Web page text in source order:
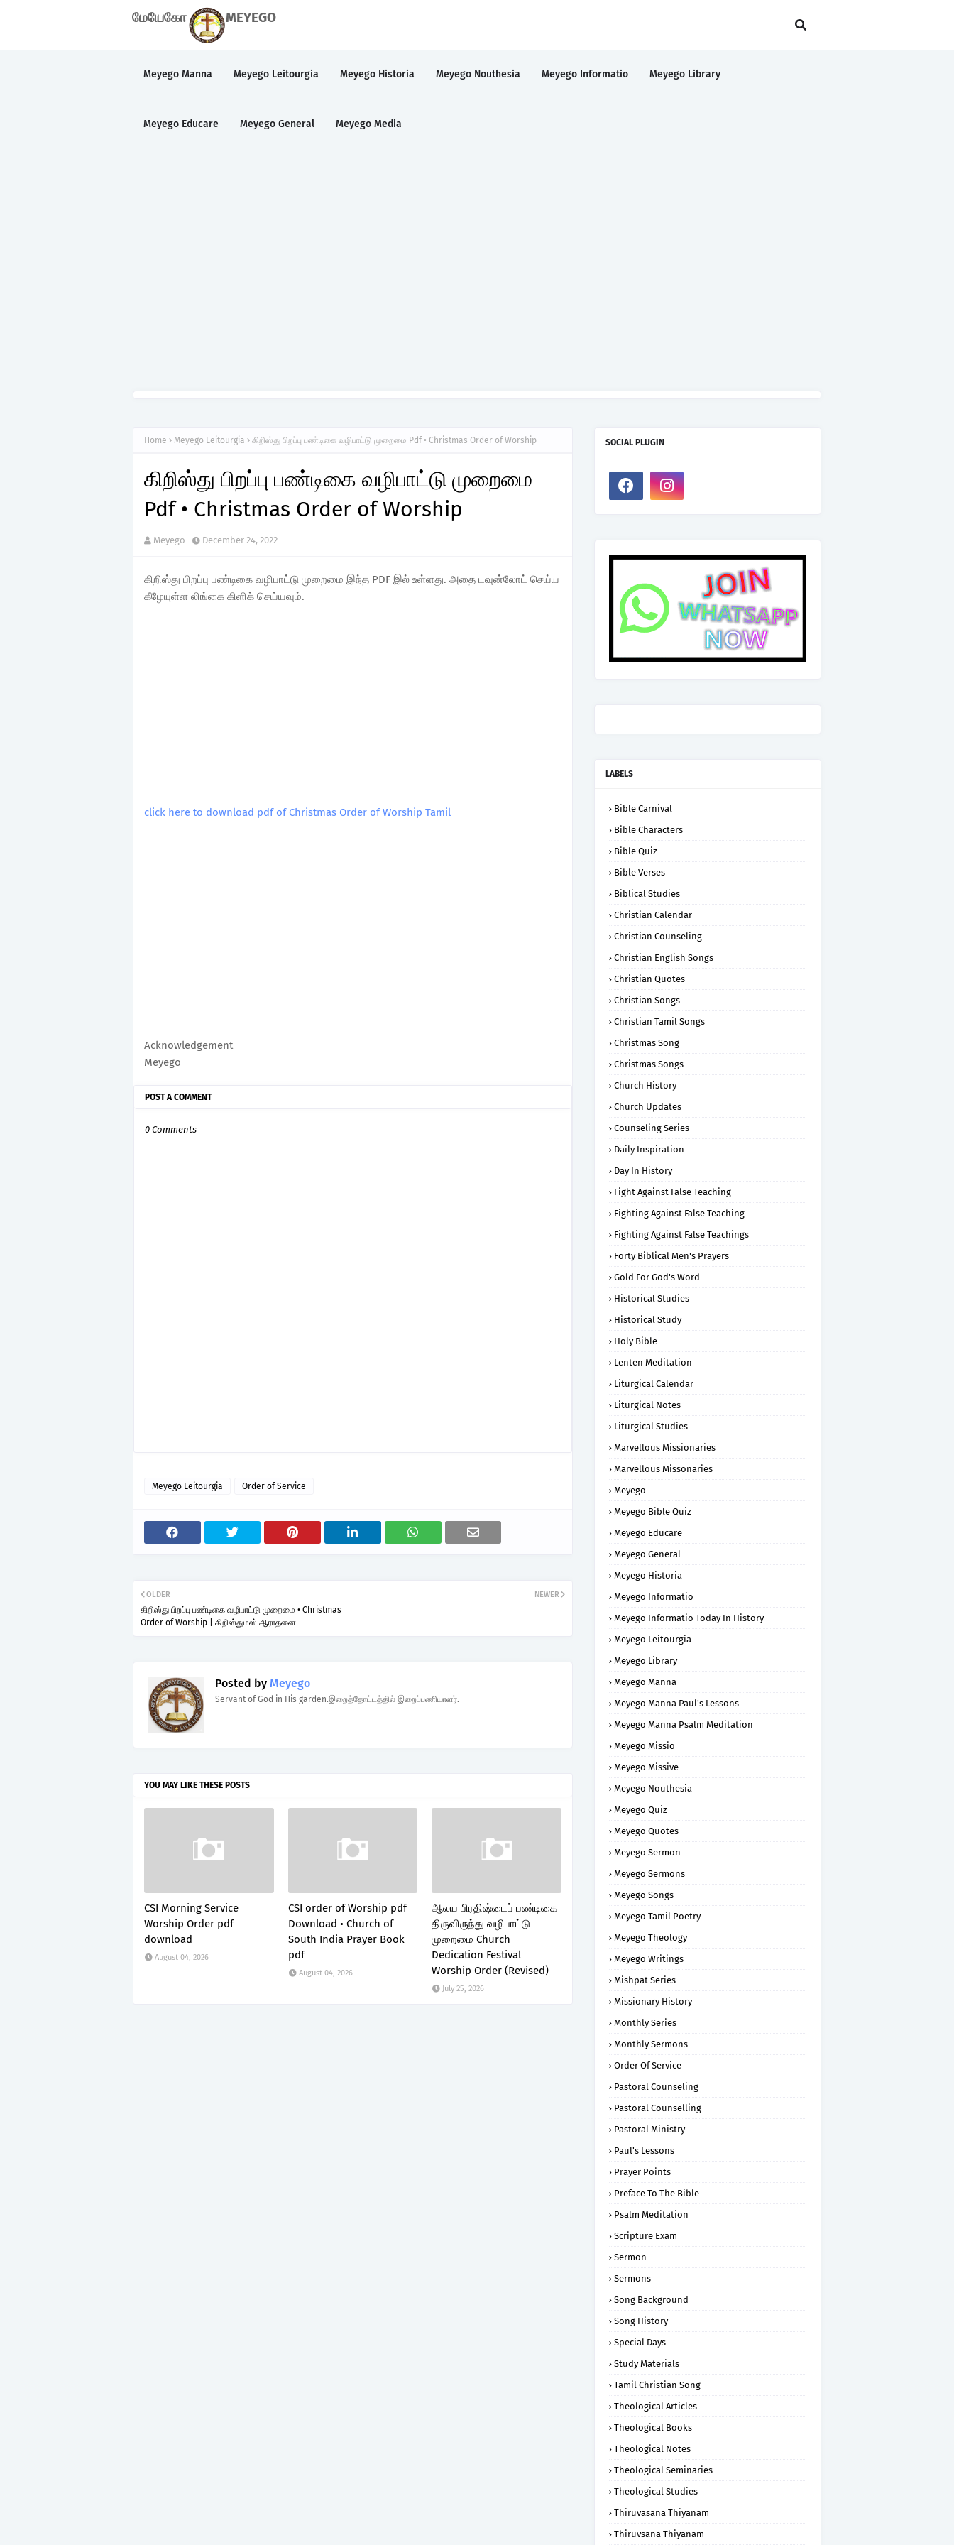
மேயேகோ MEYEGO
Meyego Manna Meyego Leitourgia Meyego Historia Meyego Nouthesia Meyego Informatio Meyego Library
Meyego Educare Meyego General Meyego Media
Home Meyego Leitourgia கிறிஸ்து பிறப்பு பண்டிகை வழிபாட்டு முறைமை Pdf • Christmas Order of Worship
கிறிஸ்து பிறப்பு பண்டிகை வழிபாட்டு முறைமை
Pdf • Christmas Order of Worship
Meyego December 24, 2022
கிறிஸ்து பிறப்பு பண்டிகை வழிபாட்டு முறைமை இந்த PDF இல் உள்ளது. அதை டவுன்லோட் செய்ய
கீழேயுள்ள லிங்கை கிளிக் செய்யவும்.
click here to download pdf of Christmas Order of Worship Tamil
Acknowledgement
Meyego
POST A COMMENT
0 Comments
Meyego Leitourgia Order of Service
NEWER
OLDER
கிறிஸ்து பிறப்பு பண்டிகை வழிபாட்டு முறைமை • Christmas
Order of Worship | கிறிஸ்துமஸ் ஆராதனை
Posted by Meyego
Servant of God in His garden.இறைத்தோட்டத்தில் இறைப்பணியாளர்.
YOU MAY LIKE THESE POSTS
CSI Morning Service
Worship Order pdf
download
August 04, 2026
CSI order of Worship pdf
Download • Church of
South India Prayer Book
pdf
August 04, 2026
ஆலய பிரதிஷ்டைப் பண்டிகை
திருவிருந்து வழிபாட்டு
முறைமை Church
Dedication Festival
Worship Order (Revised)
July 25, 2026
SOCIAL PLUGIN
LABELS
Bible Carnival
Bible Characters
Bible Quiz
Bible Verses
Biblical Studies
Christian Calendar
Christian Counseling
Christian English Songs
Christian Quotes
Christian Songs
Christian Tamil Songs
Christmas Song
Christmas Songs
Church History
Church Updates
Counseling Series
Daily Inspiration
Day In History
Fight Against False Teaching
Fighting Against False Teaching
Fighting Against False Teachings
Forty Biblical Men's Prayers
Gold For God's Word
Historical Studies
Historical Study
Holy Bible
Lenten Meditation
Liturgical Calendar
Liturgical Notes
Liturgical Studies
Marvellous Missionaries
Marvellous Missonaries
Meyego
Meyego Bible Quiz
Meyego Educare
Meyego General
Meyego Historia
Meyego Informatio
Meyego Informatio Today In History
Meyego Leitourgia
Meyego Library
Meyego Manna
Meyego Manna Paul's Lessons
Meyego Manna Psalm Meditation
Meyego Missio
Meyego Missive
Meyego Nouthesia
Meyego Quiz
Meyego Quotes
Meyego Sermon
Meyego Sermons
Meyego Songs
Meyego Tamil Poetry
Meyego Theology
Meyego Writings
Mishpat Series
Missionary History
Monthly Series
Monthly Sermons
Order Of Service
Pastoral Counseling
Pastoral Counselling
Pastoral Ministry
Paul's Lessons
Prayer Points
Preface To The Bible
Psalm Meditation
Scripture Exam
Sermon
Sermons
Song Background
Song History
Special Days
Study Materials
Tamil Christian Song
Theological Articles
Theological Books
Theological Notes
Theological Seminaries
Theological Studies
Thiruvasana Thiyanam
Thiruvsana Thiyanam